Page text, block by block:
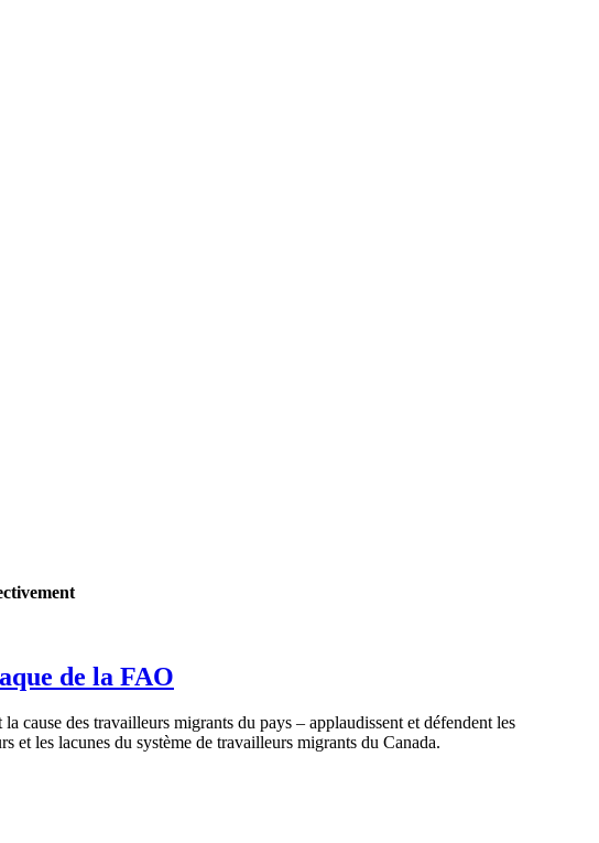
de la FAO
la cause des travailleurs migrants du pays – applaudissentetdéfendentles
et les lacunes du système de travailleurs migrants du Canada.